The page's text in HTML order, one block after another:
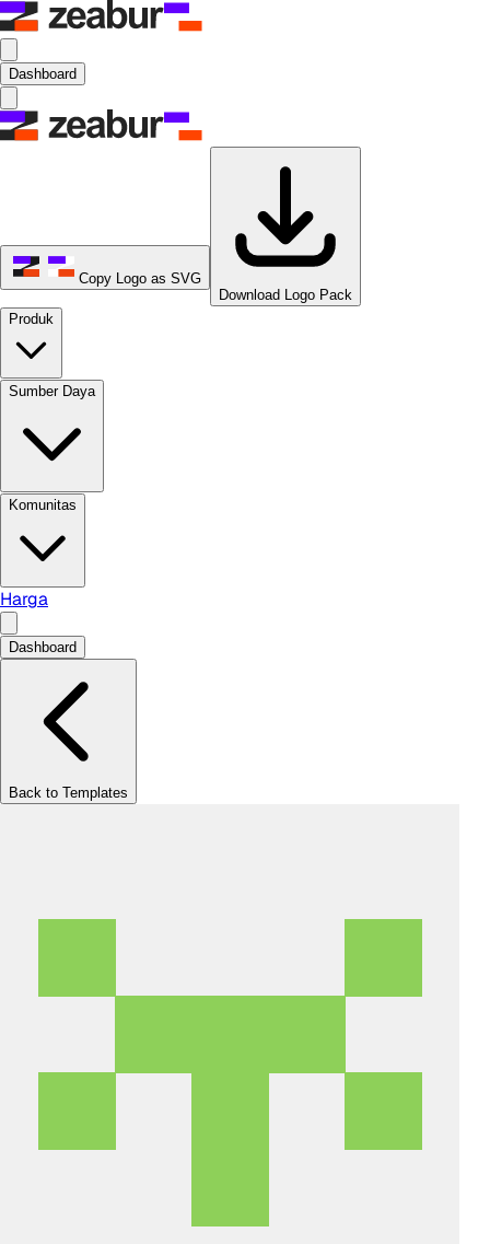
Dashboard
Copy Logo as SVG
Download Logo Pack
Produk
Sumber Daya
Komunitas
Harga
Dashboard
Back to Templates